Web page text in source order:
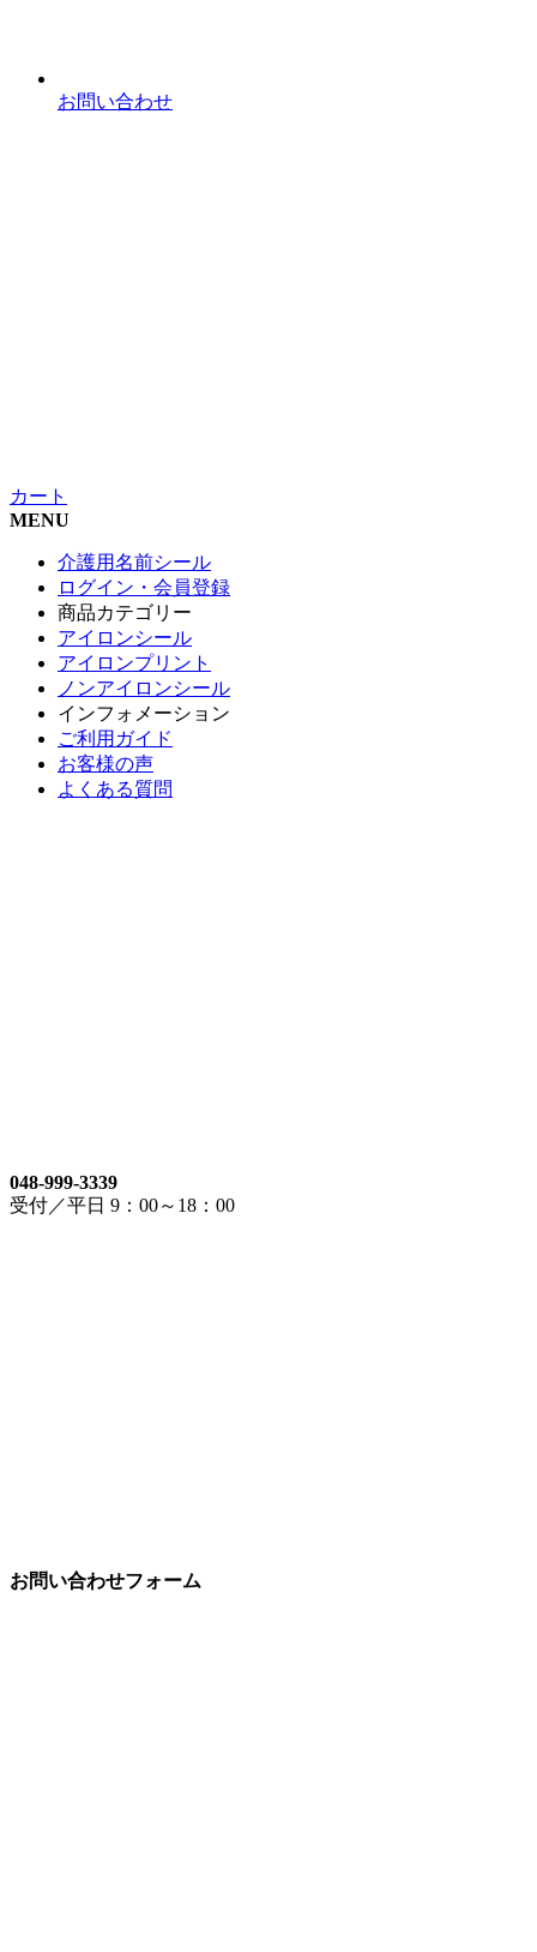
お問い合わせ
カート
MENU
介護用名前シール
ログイン・会員登録
商品カテゴリー
アイロンシール
アイロンプリント
ノンアイロンシール
インフォメーション
ご利用ガイド
お客様の声
よくある質問
048-999-3339
受付／平日 9：00～18：00
お問い合わせフォーム